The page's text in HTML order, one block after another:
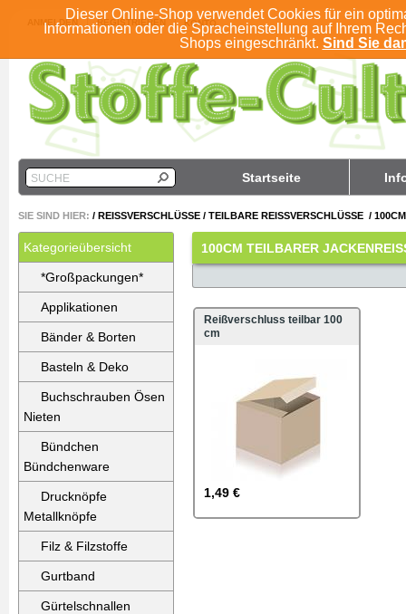
Dieser Online-Shop verwendet Cookies für ein
Informationen oder die Spracheinstellung auf Ihrem
Shops eingeschränkt. Sind Sie
ANMELDEN REGISTRIEREN KONTO
Startseite
SUCHE
SIE SIND HIER: / REISSVERSCHLÜSSE / TEILBARE REISSVERSCHLÜSSE /
Kategorieübersicht
*Großpackungen*
Applikationen
Bänder & Borten
Basteln & Deko
Buchschrauben Ösen
Nieten
Bündchen
Bündchenware
Drucknöpfe
Metallknöpfe
Filz & Filzstoffe
Gurtband
Gürtelschnallen
100CM TEILBARER
Reißverschluss teilbar 100
cm
1,49 €